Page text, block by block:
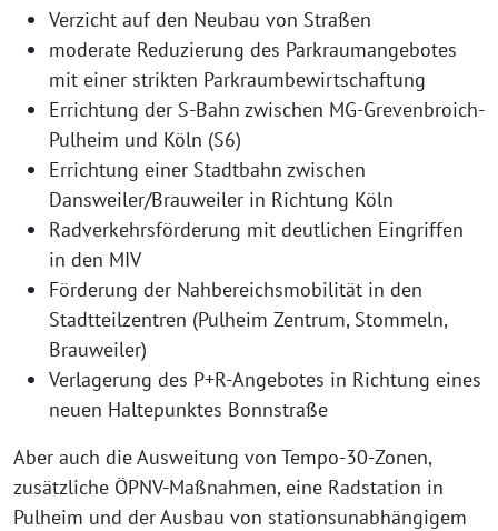
Verzicht auf den Neubau von Straßen
moderate Reduzierung des Parkraumangebotes
mit einer strikten Parkraumbewirtschaftung
Errichtung der S-Bahn zwischen MG-Grevenbroich-
Pulheim und Köln (S6)
Errichtung einer Stadtbahn zwischen
Dansweiler/Brauweiler in Richtung Köln
Radverkehrsförderung mit deutlichen Eingriffen
in den MIV
Förderung der Nahbereichsmobilität in den
Stadtteilzentren (Pulheim Zentrum, Stommeln,
Brauweiler)
Verlagerung des P+R-Angebotes in Richtung eines
neuen Haltepunktes Bonnstraße
Aber auch die Ausweitung von Tempo-30-Zonen,
zusätzliche ÖPNV-Maßnahmen, eine Radstation in
Pulheim und der Ausbau von stationsunabhängigem